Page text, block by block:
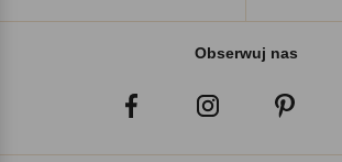
Obserwuj nas